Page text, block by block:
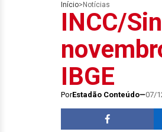
Início> Notícias
INCC/
IBGE
PorEstadão Conteúdo 07/